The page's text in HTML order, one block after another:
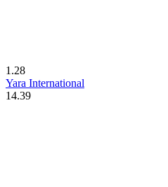
1.28
Yara International
14.39